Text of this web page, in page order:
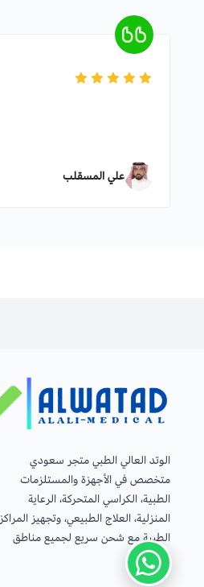
علي المسقلب
الوتد العالي الطبي متجر سعودي
متخصص في الأجهزة والمستلزمات
الطبية، الكراسي المتحركة، الرعاية
المنزلية، العلاج الطبيعي، وتجهيز المراكز
الطبية مع شحن سريع لجميع مناطق
المملكة.